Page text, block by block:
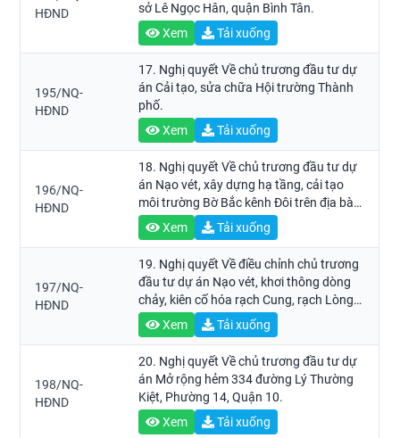
HĐND
sở Lê Ngọc Hân, quận Bình Tân.
Xem
Tải xuống
195/NQ-
HĐND
17. Nghị quyết Về chủ trương đầu tư dự
án Cải tạo, sửa chữa Hội trường Thành
phố.
Xem
Tải xuống
196/NQ-
HĐND
18. Nghị quyết Về chủ trương đầu tư dự
án Nạo vét, xây dựng hạ tầng, cải tạo
môi trường Bờ Bắc kênh Đôi trên địa bàn
Quận 8 do Ban Quản lý dự án đầu tư xây
dựng hạ tầng đô thị quản lý.
Xem Tải xuống
197/NQ-
HĐND
19. Nghị quyết Về điều chỉnh chủ trương
đầu tư dự án Nạo vét, khơi thông dòng
chảy, kiên cố hóa rạch Cung, rạch Lòng
Đèn (rạch Cung nối dài).
Xem Tải xuống
198/NQ-
HĐND
20. Nghị quyết Về chủ trương đầu tư dự
án Mở rộng hẻm 334 đường Lý Thường
Kiệt, Phường 14, Quận 10.
Xem
Tải xuống